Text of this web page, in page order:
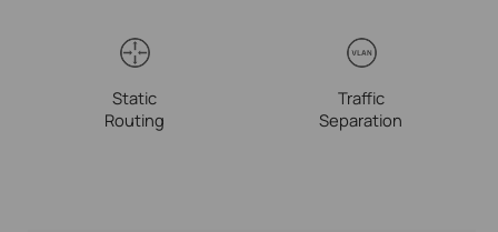
Static
Routing
Traffic
Separation